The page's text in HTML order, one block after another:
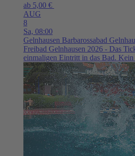
ab 5,00 €
AUG
8
Sa, 08:00
Gelnhausen Barbarossabad
Freibad Gelnhausen 2026 - Das
einmaligen Eintritt in das Bad.